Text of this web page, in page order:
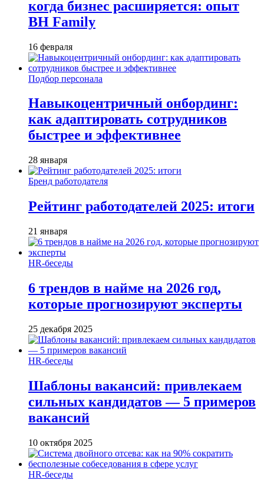
когда бизнес расширяется: опыт
BH Family
16 февраля
Подбор персонала
Навыкоцентричный онбординг:
как адаптировать сотрудников
быстрее и эффективнее
28 января
Бренд работодателя
Рейтинг работодателей 2025: итоги
21 января
HR-беседы
6 трендов в найме на 2026 год,
которые прогнозируют эксперты
25 декабря 2025
HR-беседы
Шаблоны вакансий: привлекаем
сильных кандидатов — 5 примеров
вакансий
10 октября 2025
HR-беседы